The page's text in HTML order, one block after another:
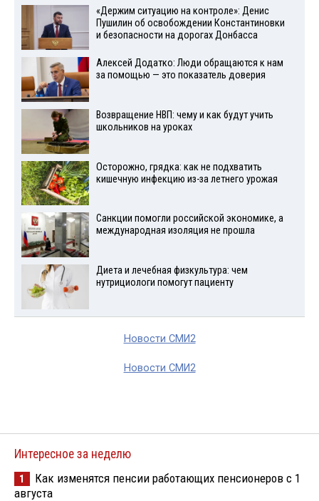
«Держим ситуацию на контроле»: Денис
Пушилин об освобождении Константиновки
и безопасности на дорогах Донбасса
Алексей Додатко: Люди обращаются к нам
за помощью — это показатель доверия
Возвращение НВП: чему и как будут учить
школьников на уроках
Осторожно, грядка: как не подхватить
кишечную инфекцию из-за летнего урожая
Санкции помогли российской экономике, а
международная изоляция не прошла
Диета и лечебная физкультура: чем
нутрициологи помогут пациенту
Новости СМИ2
Новости СМИ2
Интересное за неделю
1
Как изменятся пенсии работающих пенсионеров с 1
августа